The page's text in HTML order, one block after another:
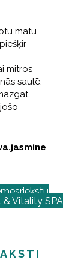
matu
mitros
saulē.
Vitality SPA